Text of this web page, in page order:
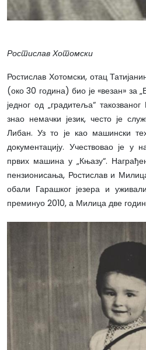
Ростислав Хотомски
Ростислав Хотомски, отац
(око 30 година) био је «везан» за
једног од „градитеља“
знао немачки језик, често је
Либан. Уз то је као машински
документацију. Учествовао је у
првих машина у „Књазу“.
пензионисања, Ростислав и
обали Гарашког језера и
преминуо 2010, а Милица две